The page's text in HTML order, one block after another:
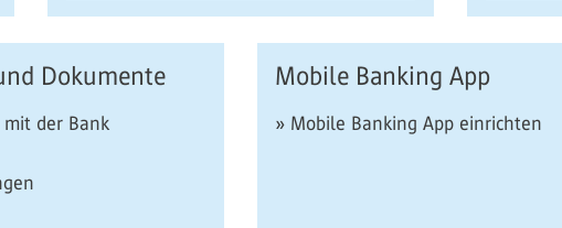
Dokumente
der Bank
Mobile Banking App
» Mobile Banking App einrichten